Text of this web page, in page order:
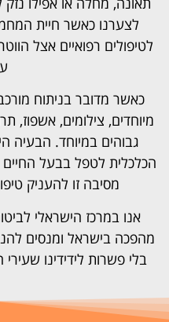
לצערנו כאשר חיית
לטיפולים רפואיים אצל
כאשר מדובר בניתוח
מיוחדים, צילומים, אשפוז,
גבוהים במיוחד. הבעיה
הכלכלית לטפל בבעל החיים
מסיבה זו להעניק
אנו במרכז הישראלי
מהפכה בישראל ומנסים
בלי פשרות לידידינו